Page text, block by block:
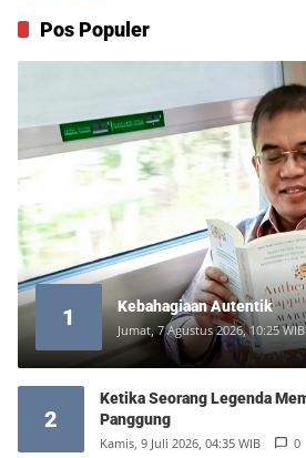
Pos Populer
1 Kebahagiaan Autentik
Jumat, 7 Agustus 2026, 10:25 WIB
2
Ketika Seorang Legenda
Panggung
Kamis, 9 Juli 2026, 04:35 WIB 0